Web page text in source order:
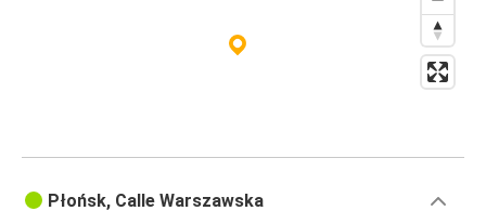
Płońsk, Calle Warszawska